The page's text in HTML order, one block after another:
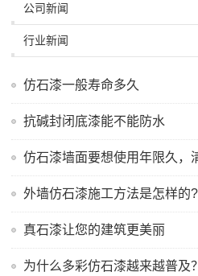
公司新闻
行业新闻
仿石漆一般寿命多久
抗碱封闭底漆能不能防水
仿石漆墙面要想使用年限久，
外墙仿石漆施工方法是怎样的?
真石漆让您的建筑更美丽
为什么多彩仿石漆越来越普及？